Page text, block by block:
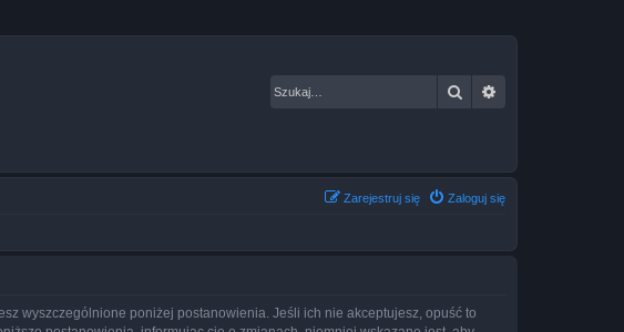
Szukaj
Zaloguj się
Zarejestruj się
wyszczególnione poniżej postanowienia. Jeśli ich nie akceptujesz, opuść to